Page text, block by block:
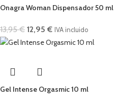
Onagra Woman Dispensador 50 ml
13,95€ 12,95€ IVA incluido
Gel Intense Orgasmic 10 ml